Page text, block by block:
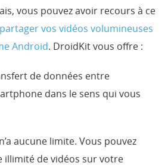
vous pouvez avoir recours à ce
partager vos vidéos volumineuses
Android. DroidKit vous offre :
de données entre
dans le sens qui vous
aucune limite. Vous pouvez
de vidéos sur votre